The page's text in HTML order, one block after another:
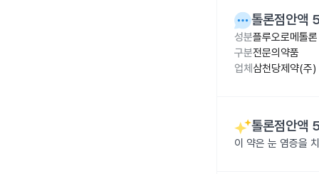
톨론점안액
성분플루오로메톨
구분전문의약품
업체 삼천당제약(주)
톨론점안액
이 약은 눈 염증을